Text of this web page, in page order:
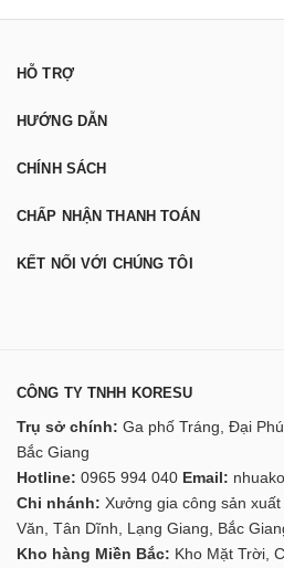
HỖ TRỢ
HƯỚNG DẪN
CHÍNH SÁCH
CHẤP NHẬN THANH TOÁN
KẾT NỐI VỚI CHÚNG TÔI
CÔNG TY TNHH KORESU
Trụ sở chính: Ga phố Tráng, Đại
Bắc Giang
Hotline: 0965 994 040 Email:
Chi nhánh: Xưởng gia công sản
Văn, Tân Dĩnh, Lạng Giang, Bắc
Kho hàng Miền Bắc: Kho Mặt Trời,